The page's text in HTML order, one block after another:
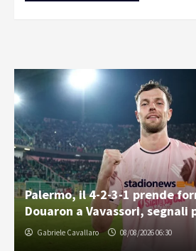
Palermo, il 4-2-3-1 prende
Douaron a Vavassori, segnali
Gabriele Cavallaro 08/08/2026 06:30